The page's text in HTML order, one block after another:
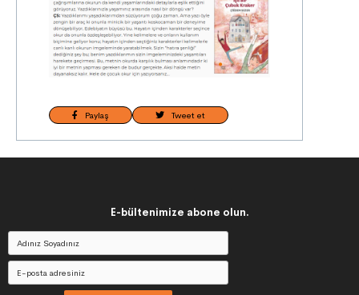
Paylaş Tweet et
E-bültenimize abone olun.